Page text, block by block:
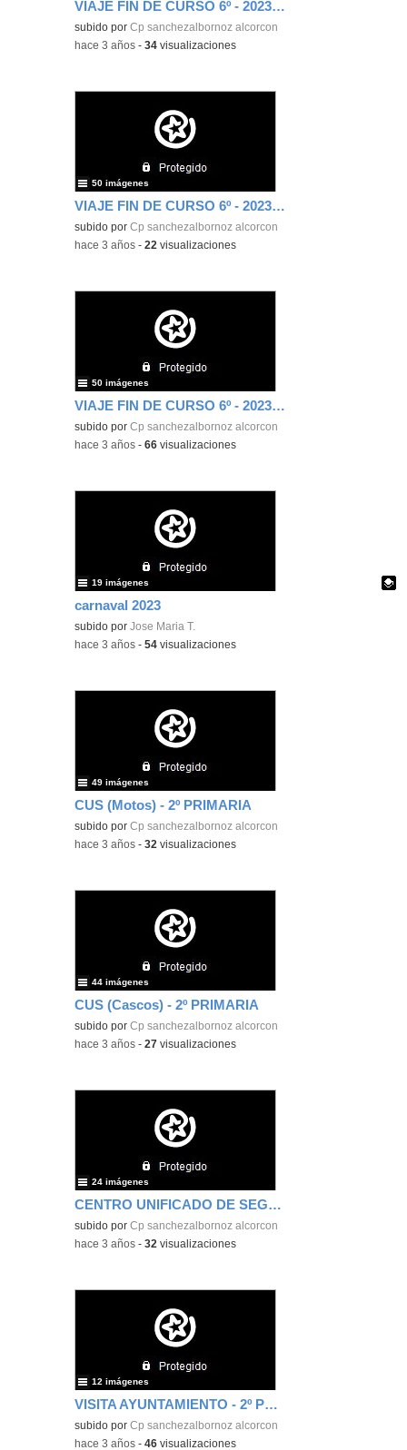
VIAJE FIN DE CURSO 6º - 2023 (3)
subido porCp sanchezalbornoz alcorcon
-hace 3 años -34 visualizaciones
VIAJE FIN DE CURSO 6º - 2023 (2)
subido porCp sanchezalbornoz alcorcon
50 imágenes
-hace 3 años -22 visualizaciones
VIAJE FIN DE CURSO 6º - 2023 (1)
subido porCp sanchezalbornoz alcorcon
50 imágenes
-hace 3 años -66 visualizaciones
carnaval 2023
Contenido educativo.
subido porJose Maria T.
19 imágenes
-hace 3 años -54 visualizaciones
CUS (Motos) - 2º PRIMARIA
subido porCp sanchezalbornoz alcorcon
49 imágenes
-hace 3 años -32 visualizaciones
CUS (Cascos) - 2º PRIMARIA
subido porCp sanchezalbornoz alcorcon
44 imágenes
-hace 3 años -27 visualizaciones
CENTRO UNIFICADO DE SEGURIDAD - 2º PRIMARIA
subido porCp sanchezalbornoz alcorcon
24 imágenes
-hace 3 años -32 visualizaciones
VISITA AYUNTAMIENTO - 2º PRIMARIA
subido porCp sanchezalbornoz alcorcon
12 imágenes
-hace 3 años -46 visualizaciones